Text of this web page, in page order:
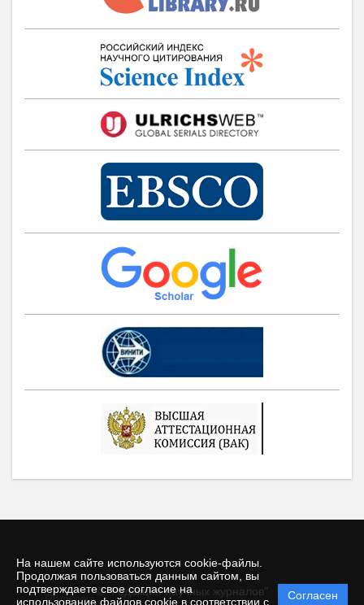
На нашем сайте используются cookie-файлы.
Продолжая пользоваться данным сайтом, вы
подтверждаете свое согласие на
использование файлов cookie в соответствии с
Согласен
© "Редакция научных журналов"
Политика